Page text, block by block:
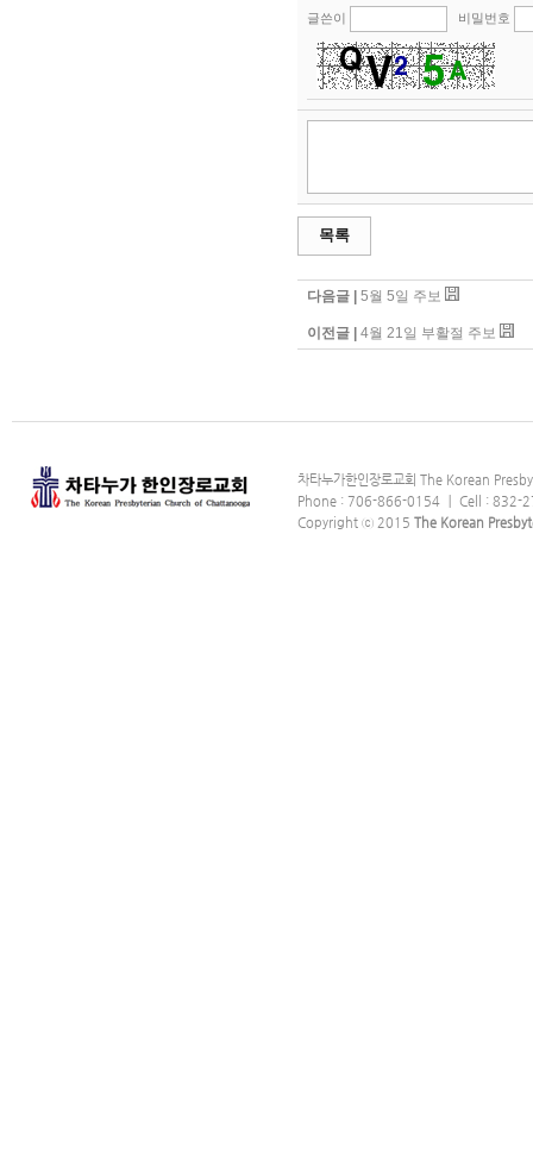
글쓴이 비밀번호
목록
다음글 | 5월 5일 주보
이전글 | 4월 21일 부활절 주보
차타누가한인장로교회 The Korean
Phone : 706-866-0154 ｜ Cell : 832-
Copyright ⓒ 2015 The Korean